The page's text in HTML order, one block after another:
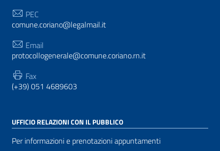
PEC
comune.coriano@legalmail.it
Email
protocollogenerale@comune.coriano.rn.it
Fax
(+39) 051 4689603
UFFICIO RELAZIONI CON IL PUBBLICO
Per informazioni e prenotazioni appuntamenti